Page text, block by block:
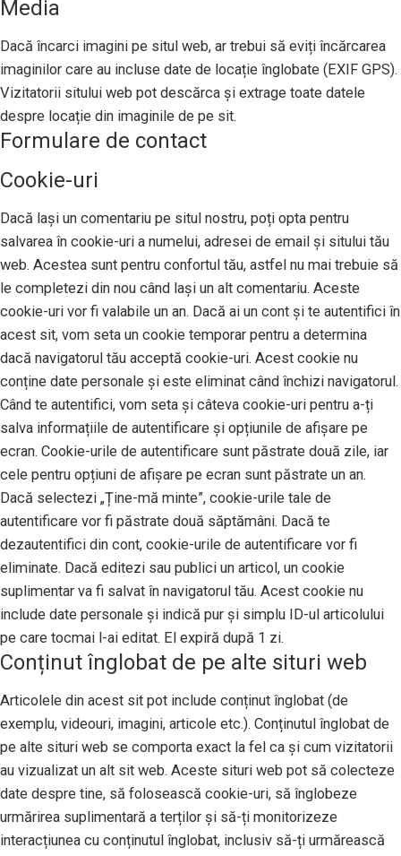
Media
Dacă încarci imagini pe situl web, ar trebui să eviți încărcarea
imaginilor care au incluse date de locație înglobate (EXIF GPS).
Vizitatorii sitului web pot descărca și extrage toate datele
despre locație din imaginile de pe sit.
Formulare de contact
Cookie-uri
Dacă lași un comentariu pe situl nostru, poți opta pentru
salvarea în cookie-uri a numelui, adresei de email și sitului tău
web. Acestea sunt pentru confortul tău, astfel nu mai trebuie să
le completezi din nou când lași un alt comentariu. Aceste
cookie-uri vor fi valabile un an. Dacă ai un cont și te autentifici în
acest sit, vom seta un cookie temporar pentru a determina
dacă navigatorul tău acceptă cookie-uri. Acest cookie nu
conține date personale și este eliminat când închizi navigatorul.
Când te autentifici, vom seta și câteva cookie-uri pentru a-ți
salva informațiile de autentificare și opțiunile de afișare pe
ecran. Cookie-urile de autentificare sunt păstrate două zile, iar
cele pentru opțiuni de afișare pe ecran sunt păstrate un an.
Dacă selectezi „Ține-mă minte”, cookie-urile tale de
autentificare vor fi păstrate două săptămâni. Dacă te
dezautentifici din cont, cookie-urile de autentificare vor fi
eliminate. Dacă editezi sau publici un articol, un cookie
suplimentar va fi salvat în navigatorul tău. Acest cookie nu
include date personale și indică pur și simplu ID-ul articolului
pe care tocmai l-ai editat. El expiră după 1 zi.
Conținut înglobat de pe alte situri web
Articolele din acest sit pot include conținut înglobat (de
exemplu, videouri, imagini, articole etc.). Conținutul înglobat de
pe alte situri web se comporta exact la fel ca și cum vizitatorii
au vizualizat un alt sit web. Aceste situri web pot să colecteze
date despre tine, să folosească cookie-uri, să înglobeze
urmărirea suplimentară a terților și să-ți monitorizeze
interacțiunea cu conținutul înglobat, inclusiv să-ți urmărească